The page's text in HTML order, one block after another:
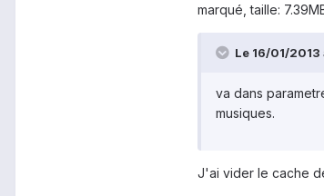
marqué, taille:
Le 16/01/
va dans
musiques.
J'ai vider le cache